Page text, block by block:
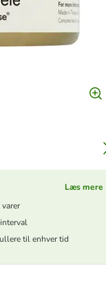
Læs mere
til enhver tid